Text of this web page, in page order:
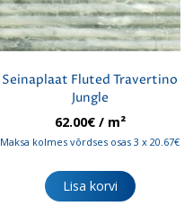
Seinaplaat Fluted Travertino
Jungle
62.00€/ m²
Maksa kolmes võrdses osas 3 x 20.67€
Lisa korvi